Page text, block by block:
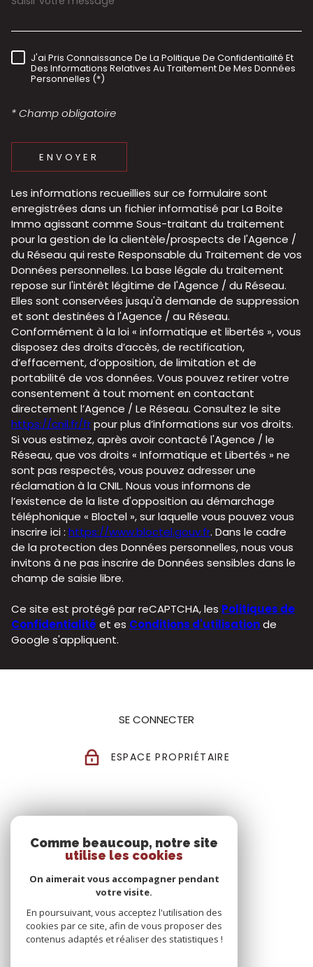
RÈGLEMENTATION
J'ai Pris Connaissance De La Politique De Confidentialité Et
Des Informations Relatives Au Traitement De Mes Données
Personnelles (*)
* Champ obligatoire
ENVOYER
Les informations recueillies sur ce formulaire sont
enregistrées dans un fichier informatisé par La Boite
Immo agissant comme Sous-traitant du traitement
pour la gestion de la clientèle/prospects de l'Agence /
du Réseau qui reste Responsable du Traitement de vos
Données personnelles. La base légale du traitement
repose sur l'intérêt légitime de l'Agence / du Réseau.
Elles sont conservées jusqu'à demande de suppression
et sont destinées à l'Agence / au Réseau.
Conformément à la loi « informatique et libertés », vous
disposez des droits d’accès, de rectification,
d’effacement, d’opposition, de limitation et de
portabilité de vos données. Vous pouvez retirer votre
consentement à tout moment en contactant
directement l’Agence / Le Réseau. Consultez le site
https://cnil.fr/frpour plus d’informations sur vos droits.
Si vous estimez, après avoir contacté l'Agence / le
Réseau, que vos droits « Informatique et Libertés » ne
sont pas respectés, vous pouvez adresser une
réclamation à la CNIL. Nous vous informons de
l’existence de la liste d'opposition au démarchage
téléphonique « Bloctel », sur laquelle vous pouvez vous
inscrire ici : https://www.bloctel.gouv.fr. Dans le cadre
de la protection des Données personnelles, nous vous
invitons à ne pas inscrire de Données sensibles dans le
champ de saisie libre.
Ce site est protégé par reCAPTCHA, les Politiques de
Confidentialité et es Conditions d'utilisationde
Google s'appliquent.
SE CONNECTER
ESPACE PROPRIÉTAIRE
Comme beaucoup, notre site
utilise les cookies
On aimerait vous accompagner pendant
votre visite.
En poursuivant, vous acceptez l'utilisation des
cookies par ce site, afin de vous proposer des
contenus adaptés et réaliser des statistiques !